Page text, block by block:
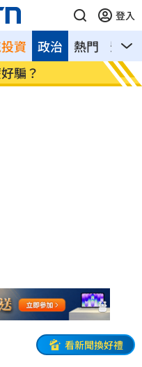
登入
資 熱門 影音
政治
騙？ 柯轟
看新聞換好禮